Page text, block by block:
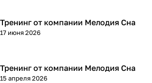
Тренинг от компании Мелодия Сна
17 июня 2026
Тренинг от компании Мелодия Сна
15 апреля 2026